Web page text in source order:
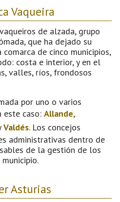
Vaqueira
de alzada, grupo
que ha dejado su
de cinco municipios,
costa e interior, y en el
valles, ríos, frondosos
por uno o varios
este caso: Allande,
Valdés. Los concejos
administrativas dentro de
de la gestión de los
Asturias